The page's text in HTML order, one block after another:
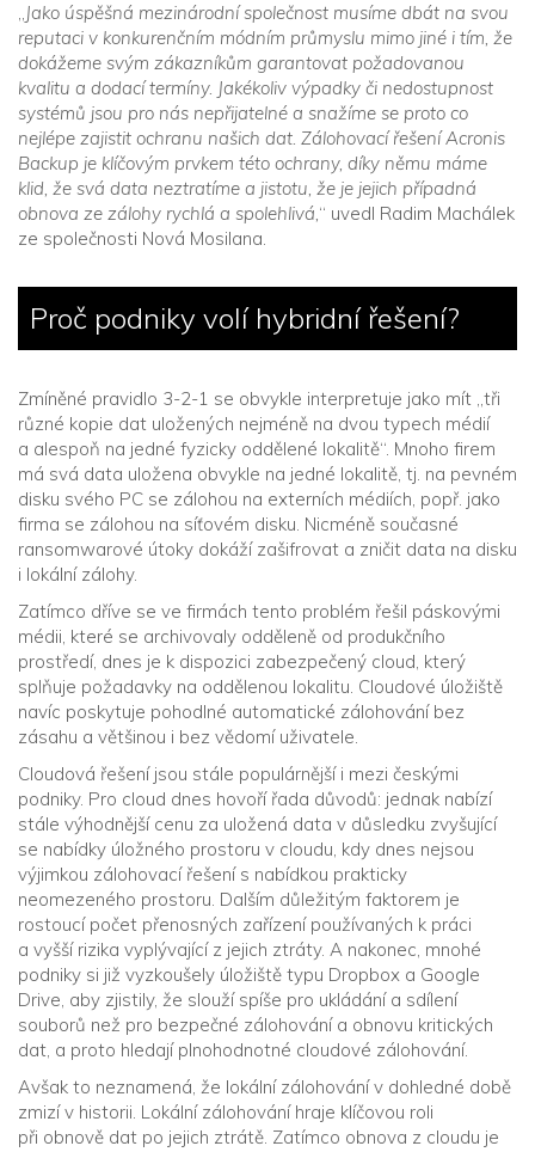
„Jako úspěšná mezinárodní společnost musíme dbát na svou
reputaci v konkurenčním módním průmyslu mimo jiné i tím, že
dokážeme svým zákazníkům garantovat požadovanou
kvalitu a dodací termíny. Jakékoliv výpadky či nedostupnost
systémů jsou pro nás nepřijatelné a snažíme se proto co
nejlépe zajistit ochranu našich dat. Zálohovací řešení Acronis
Backup je klíčovým prvkem této ochrany, díky němu máme
klid, že svá data neztratíme a jistotu, že je jejich případná
obnova ze zálohy rychlá a spolehlivá,“ uvedl Radim Machálek
ze společnosti Nová Mosilana.
Proč podniky volí hybridní řešení?
Zmíněné pravidlo 3-2-1 se obvykle interpretuje jako mít „tři
různé kopie dat uložených nejméně na dvou typech médií
a alespoň na jedné fyzicky oddělené lokalitě“. Mnoho firem
má svá data uložena obvykle na jedné lokalitě, tj. na pevném
disku svého PC se zálohou na externích médiích, popř. jako
firma se zálohou na síťovém disku. Nicméně současné
ransomwarové útoky dokáží zašifrovat a zničit data na disku
i lokální zálohy.
Zatímco dříve se ve firmách tento problém řešil páskovými
médii, které se archivovaly odděleně od produkčního
prostředí, dnes je k dispozici zabezpečený cloud, který
splňuje požadavky na oddělenou lokalitu. Cloudové úložiště
navíc poskytuje pohodlné automatické zálohování bez
zásahu a většinou i bez vědomí uživatele.
Cloudová řešení jsou stále populárnější i mezi českými
podniky. Pro cloud dnes hovoří řada důvodů: jednak nabízí
stále výhodnější cenu za uložená data v důsledku zvyšující
se nabídky úložného prostoru v cloudu, kdy dnes nejsou
výjimkou zálohovací řešení s nabídkou prakticky
neomezeného prostoru. Dalším důležitým faktorem je
rostoucí počet přenosných zařízení používaných k práci
a vyšší rizika vyplývající z jejich ztráty. A nakonec, mnohé
podniky si již vyzkoušely úložiště typu Dropbox a Google
Drive, aby zjistily, že slouží spíše pro ukládání a sdílení
souborů než pro bezpečné zálohování a obnovu kritických
dat, a proto hledají plnohodnotné cloudové zálohování.
Avšak to neznamená, že lokální zálohování v dohledné době
zmizí v historii. Lokální zálohování hraje klíčovou roli
při obnově dat po jejich ztrátě. Zatímco obnova z cloudu je